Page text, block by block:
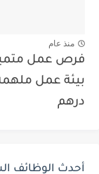
منذ عام
فرص عمل
درهم
أحدث الوظائف